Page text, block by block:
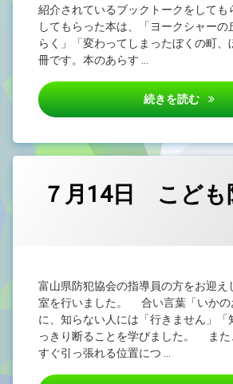
紹介されているブックトークをしても
してもらった本は、「ヨークシャーの
らく」「変わってしまったぼくの町、
冊です。本のあらす …
続きを読む 第６
７月14日 こども
富山県防犯協会の指導員の方をお迎え
室を行いました。 合い言葉「いかの
に、知らない人には「行きません」「
っきり断ることを学びました。 また
すぐ引っ張れる位置につ …